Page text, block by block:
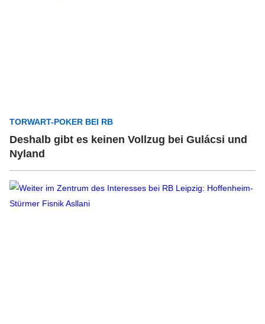
TORWART-POKER BEI RB
Deshalb gibt es keinen Vollzug bei Gulácsi und
Nyland